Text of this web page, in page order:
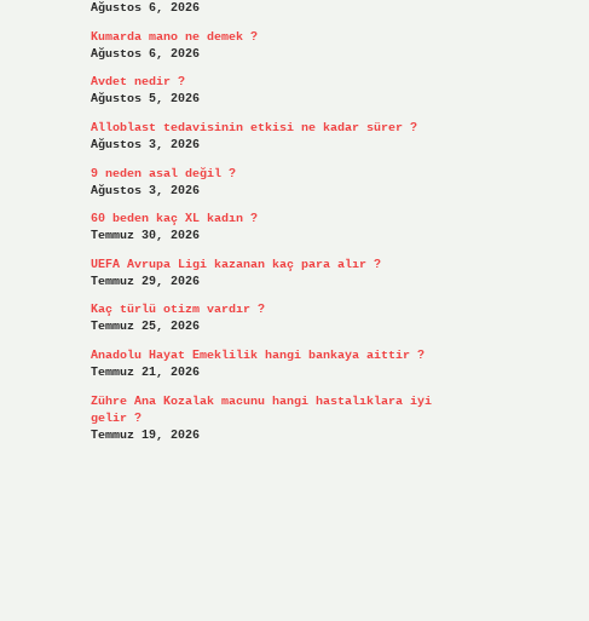
Ağustos 6, 2026
Kumarda mano ne demek ?
Ağustos 6, 2026
Avdet nedir ?
Ağustos 5, 2026
Alloblast tedavisinin etkisi ne kadar sürer ?
Ağustos 3, 2026
9 neden asal değil ?
Ağustos 3, 2026
60 beden kaç XL kadın ?
Temmuz 30, 2026
UEFA Avrupa Ligi kazanan kaç para alır ?
Temmuz 29, 2026
Kaç türlü otizm vardır ?
Temmuz 25, 2026
Anadolu Hayat Emeklilik hangi bankaya aittir ?
Temmuz 21, 2026
Zühre Ana Kozalak macunu hangi hastalıklara iyi
gelir ?
Temmuz 19, 2026